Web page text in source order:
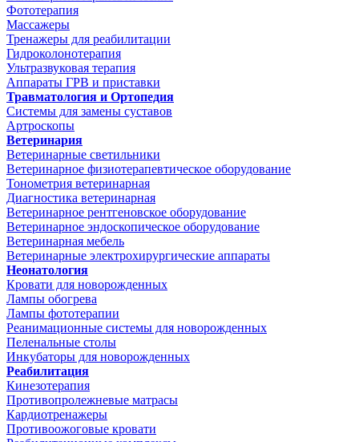
Фототерапия
Массажеры
Тренажеры для реабилитации
Гидроколонотерапия
Ультразвуковая терапия
Аппараты ГРВ и приставки
Травматология и Ортопедия
Системы для замены суставов
Артроскопы
Ветеринария
Ветеринарные светильники
Ветеринарное физиотерапевтическое оборудование
Тонометрия ветеринарная
Диагностика ветеринарная
Ветеринарное рентгеновское оборудование
Ветеринарное эндоскопическое оборудование
Ветеринарная мебель
Ветеринарные электрохирургические аппараты
Неонатология
Кровати для новорожденных
Лампы обогрева
Лампы фототерапии
Реанимационные системы для новорожденных
Пеленальные столы
Инкубаторы для новорожденных
Реабилитация
Кинезотерапия
Противопролежневые матрасы
Кардиотренажеры
Противоожоговые кровати